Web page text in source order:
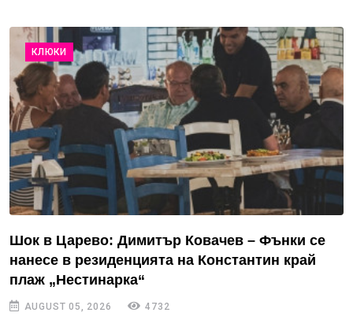
КЛЮКИ
Шок в Царево: Димитър Ковачев – Фънки се
нанесе в резиденцията на Константин край
плаж „Нестинарка“
AUGUST 05, 2026 4732